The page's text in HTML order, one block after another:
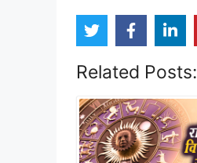
Related Posts: